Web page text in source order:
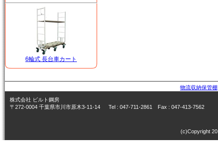
6輪式 長台車カート
物流収納保管棚
株式会社 ビルト鋼房
〒272-0004 千葉県市川市原木3-11-14 Tel : 047-711-2861 Fax : 047-413-7562
(c)Copyright